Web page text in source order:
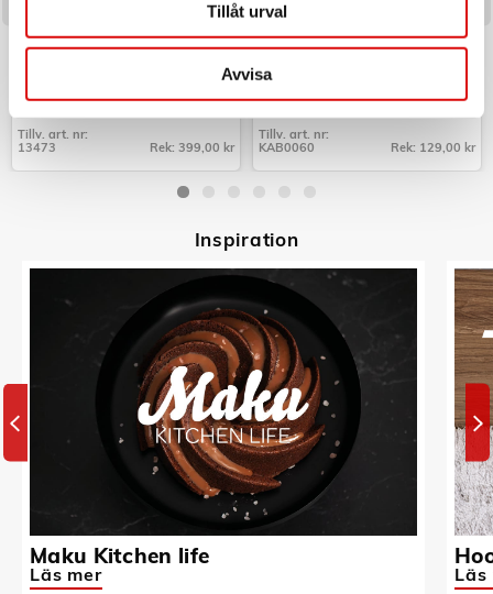
Tillåt urval
Avvisa
NEXA
Brandsläckare Linné 2kg 13A
Art nr:
13473
Tillv. art. nr:
13473
Rek: 399,00 kr
LOGILINK
Cable box - Kabelgömma Small
Svart
Art nr:
KAB0060
Tillv. art. nr:
KAB0060
Rek: 129,00 kr
Inspiration
Maku Kitchen life
Läs mer Läs